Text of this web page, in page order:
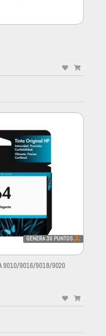
GENERA30 PUNTOS
9010/9016/9018/9020